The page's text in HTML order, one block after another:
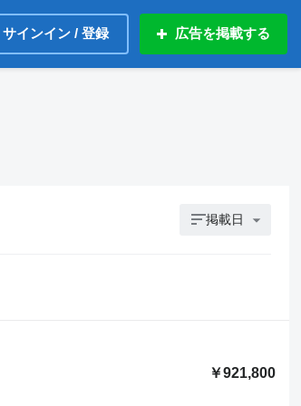
サインイン / 登録 広告を掲載する
掲載日
￥921,800